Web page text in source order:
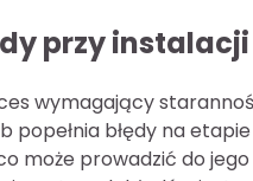
przy
wymagający
popełnia błędy na etapie
może prowadzić do jego